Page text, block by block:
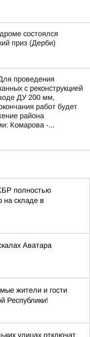
состоялся
приз (Дерби)
проведения
с реконструкцией
ДУ 200 мм,
работ будет
района
Комарова -...
полностью
на складе в
Аватара
жители и гости
Республики!
улицах отключат